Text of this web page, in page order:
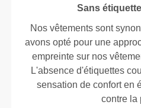
Sans
Nos vêtements sont
avons opté pour une
empreinte sur nos
L'absence d'étiquettes
sensation de confort en
contre la